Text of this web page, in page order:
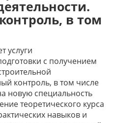
в том
услуги
с получением
контроль, в том числе
новую специальность
теоретического курса
навыков и